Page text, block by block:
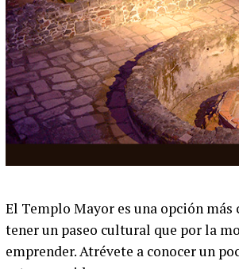
El Templo Mayor es una opción
tener un paseo cultural que por la
emprender. Atrévete a conocer un